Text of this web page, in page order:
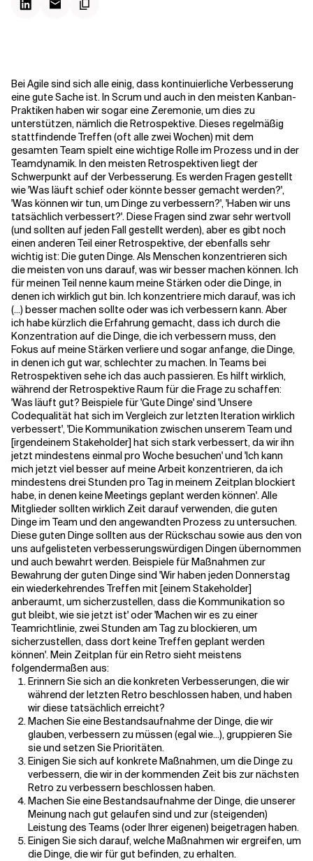
Verwandte Themen
Bei Agile sind sich alle einig, dass kontinuierliche Verbesserung
eine gute Sache ist. In Scrum und auch in den meisten Kanban-
Praktiken haben wir sogar eine Zeremonie, um dies zu
unterstützen, nämlich die Retrospektive. Dieses regelmäßig
stattfindende Treffen (oft alle zwei Wochen) mit dem
gesamten Team spielt eine wichtige Rolle im Prozess und in der
Teamdynamik. In den meisten Retrospektiven liegt der
Schwerpunkt auf der Verbesserung. Es werden Fragen gestellt
wie 'Was läuft schief oder könnte besser gemacht werden?',
'Was können wir tun, um Dinge zu verbessern?', 'Haben wir uns
tatsächlich verbessert?'. Diese Fragen sind zwar sehr wertvoll
(und sollten auf jeden Fall gestellt werden), aber es gibt noch
einen anderen Teil einer Retrospektive, der ebenfalls sehr
wichtig ist: Die guten Dinge.Als Menschen konzentrieren sich
die meisten von uns darauf, was wir besser machen können. Ich
für meinen Teil nenne kaum meine Stärken oder die Dinge, in
denen ich wirklich gut bin. Ich konzentriere mich darauf, was ich
(...) besser machen sollte oder was ich verbessern kann. Aber
ich habe kürzlich die Erfahrung gemacht, dass ich durch die
Konzentration auf die Dinge, die ich verbessern muss, den
Fokus auf meine Stärken verliere und sogar anfange, die Dinge,
in denen ich gut war, schlechter zu machen. In Teams bei
Retrospektiven sehe ich das auch passieren. Es hilft wirklich,
während der Retrospektive Raum für die Frage zu schaffen:
'Was läuft gut? Beispiele für 'Gute Dinge' sind 'Unsere
Codequalität hat sich im Vergleich zur letzten Iteration wirklich
verbessert', 'Die Kommunikation zwischen unserem Team und
[irgendeinem Stakeholder] hat sich stark verbessert, da wir ihn
jetzt mindestens einmal pro Woche besuchen' und 'Ich kann
mich jetzt viel besser auf meine Arbeit konzentrieren, da ich
mindestens drei Stunden pro Tag in meinem Zeitplan blockiert
habe, in denen keine Meetings geplant werden können'. Alle
Mitglieder sollten wirklich Zeit darauf verwenden, die guten
Dinge im Team und den angewandten Prozess zu untersuchen.
Diese guten Dinge sollten aus der Rückschau sowie aus den von
uns aufgelisteten verbesserungswürdigen Dingen übernommen
und auch bewahrt werden. Beispiele für Maßnahmen zur
Bewahrung der guten Dinge sind 'Wir haben jeden Donnerstag
ein wiederkehrendes Treffen mit [einem Stakeholder]
anberaumt, um sicherzustellen, dass die Kommunikation so
gut bleibt, wie sie jetzt ist' oder 'Machen wir es zu einer
Teamrichtlinie, zwei Stunden am Tag zu blockieren, um
sicherzustellen, dass dort keine Treffen geplant werden
können'. Mein Zeitplan für ein Retro sieht meistens
folgendermaßen aus:
Erinnern Sie sich an die konkreten Verbesserungen, die wir
während der letzten Retro beschlossen haben, und haben
wir diese tatsächlich erreicht?
Machen Sie eine Bestandsaufnahme der Dinge, die wir
glauben, verbessern zu müssen (egal wie...), gruppieren Sie
sie und setzen Sie Prioritäten.
Einigen Sie sich auf konkrete Maßnahmen, um die Dinge zu
verbessern, die wir in der kommenden Zeit bis zur nächsten
Retro zu verbessern beschlossen haben.
Machen Sie eine Bestandsaufnahme der Dinge, die unserer
Meinung nach gut gelaufen sind und zur (steigenden)
Leistung des Teams (oder Ihrer eigenen) beigetragen haben.
Einigen Sie sich darauf, welche Maßnahmen wir ergreifen, um
die Dinge, die wir für gut befinden, zu erhalten.